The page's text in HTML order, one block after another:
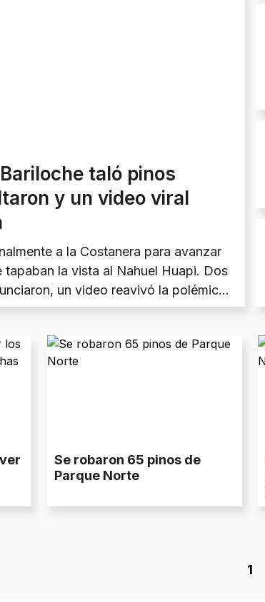
taló pinos
y un video viral
a la Costanera para avanzar
la vista al Nahuel Huapi. Dos
un video reavivó la polémica
en el centro de una tormenta.
Se robaron 65 pinos de
Parque Norte
1